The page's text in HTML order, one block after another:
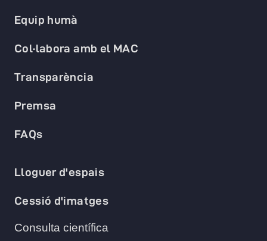
Equip humà
Col·labora amb el MAC
Transparència
Premsa
FAQs
Lloguer d'espais
Cessió d'imatges
Consulta científica